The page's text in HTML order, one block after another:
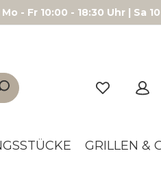
- Fr 10:00 - 18:30 Uhr | Sa
GRILLEN &